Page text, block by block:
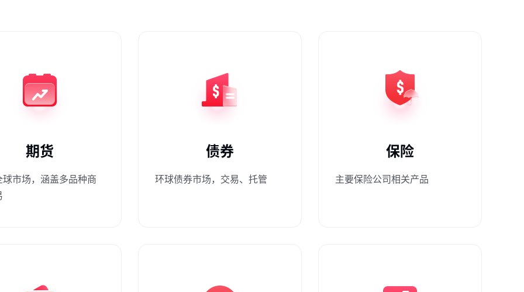
期货
球市场，涵盖多品种商
债券
环球债券市场，交易、托管
保险
主要保险公司相关产品